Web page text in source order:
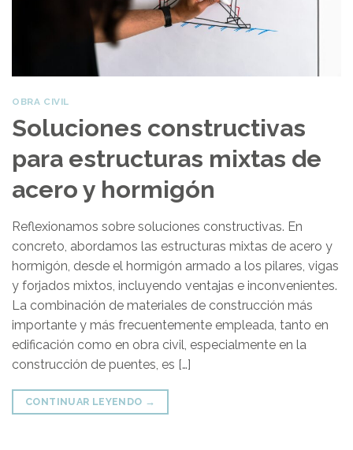
OBRA CIVIL
Soluciones constructivas
para estructuras mixtas de
acero y hormigón
Reflexionamos sobre soluciones constructivas. En
concreto, abordamos las estructuras mixtas de acero y
hormigón, desde el hormigón armado a los pilares, vigas
y forjados mixtos, incluyendo ventajas e inconvenientes.
La combinación de materiales de construcción más
importante y más frecuentemente empleada, tanto en
edificación como en obra civil, especialmente en la
construcción de puentes, es […]
CONTINUAR LEYENDO →